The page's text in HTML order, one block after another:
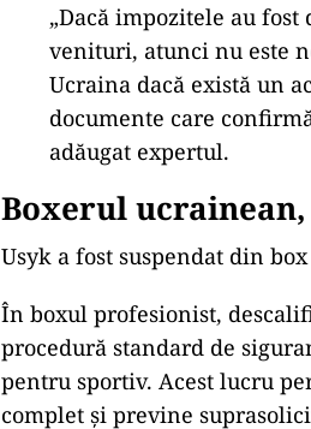
„Dacă impozitele au
venituri, atunci nu este
Ucraina dacă există un
documente care
adăugat expertul.
Boxerul
Usyk a fost suspendat din
În boxul profesionist,
procedură standard de
pentru sportiv. Acest lucru
complet și previne